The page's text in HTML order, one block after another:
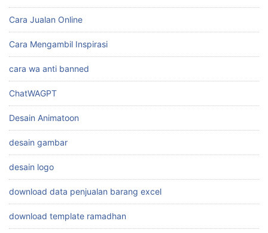
Cara Jualan Online
Cara Mengambil Inspirasi
cara wa anti banned
ChatWAGPT
Desain Animatoon
desain gambar
desain logo
download data penjualan barang excel
download template ramadhan